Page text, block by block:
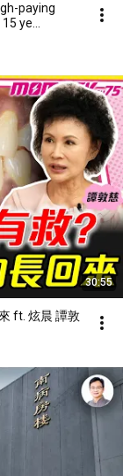
paying
ye...
30:55
ft. 炫晨 譚敦